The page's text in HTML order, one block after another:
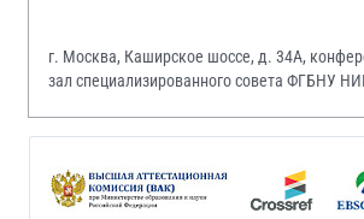
г. Москва, Каширское шоссе, д. 34А,
зал специализированного совета ФГБНУ